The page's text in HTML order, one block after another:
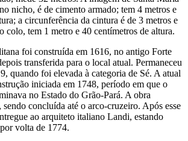
nicho, é de cimento armado; tem 4 metros e
a circunferência da cintura é de 3 metros e
colo, tem 1 metro e 40 centímetros de altura.
foi construída em 1616, no antigo Forte
transferida para o local atual. Permaneceu
quando foi elevada à categoria de Sé. A atual
iniciada em 1748, período em que o
no Estado do Grão-Pará. A obra
sendo concluída até o arco-cruzeiro. Após esse
ao arquiteto italiano Landi, estando
volta de 1774.